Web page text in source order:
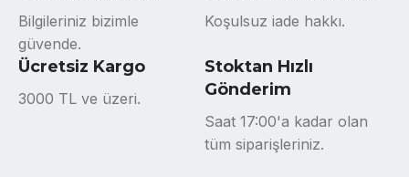
Bilgileriniz bizimle
güvende.
Koşulsuz iade hakkı.
Ücretsiz Kargo
3000 TL ve üzeri.
Stoktan Hızlı
Gönderim
Saat 17:00'a kadar olan
tüm siparişleriniz.